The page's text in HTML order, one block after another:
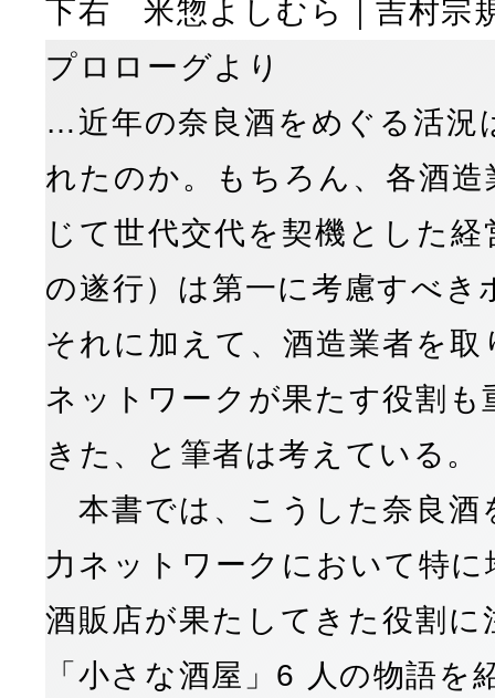
下右 米惣よしむら｜吉村宗
プロローグより
…近年の奈良酒をめぐる活況
れたのか。もちろん、各酒
じて世代交代を契機とした
の遂行）は第一に考慮すべ
それに加えて、酒造業者を
ネットワークが果たす役割
きた、と筆者は考えている。
本書では、こうした奈良酒
力ネットワークにおいて特
酒販店が果たしてきた役割に
「小さな酒屋」6 人の物語を